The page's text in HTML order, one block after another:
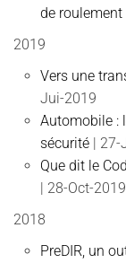
de roulement
2019
Vers une
Jui-2019
Automobile :
sécurité | 27-
Que dit le
| 28-Oct-2019
2018
PreDIR, un